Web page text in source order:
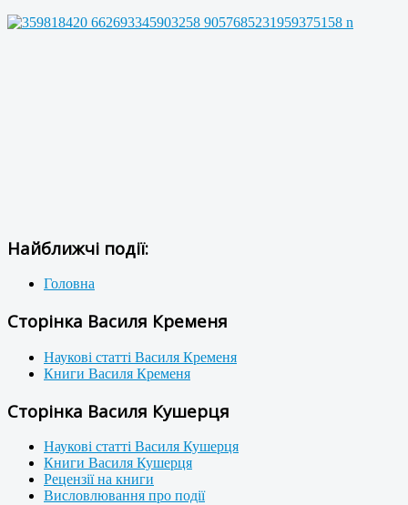
Найближчі події:
Головна
Сторінка Василя Кременя
Наукові статті Василя Кременя
Книги Василя Кременя
Сторінка Василя Кушерця
Наукові статті Василя Кушерця
Книги Василя Кушерця
Рецензії на книги
Висловлювання про події